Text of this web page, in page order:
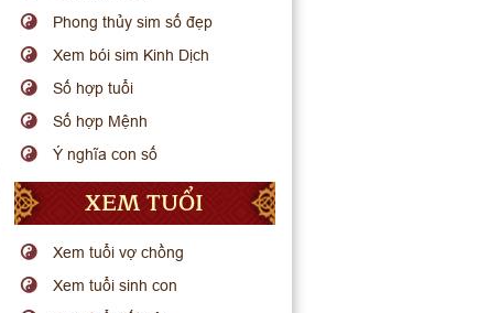
Phong thủy sim số đẹp
Xem bói sim Kinh Dịch
Số hợp tuổi
Số hợp Mệnh
Ý nghĩa con số
XEM TUỔI
Xem tuổi vợ chồng
Xem tuổi sinh con